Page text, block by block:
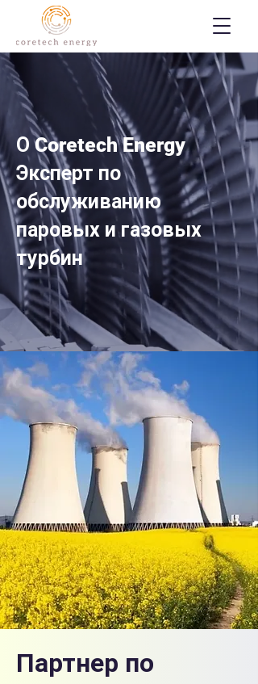
​О Coretech Energy
Эксперт по
обслуживанию
паровых и газовых
турбин
Партнер по